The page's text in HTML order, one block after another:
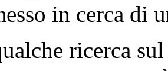
in cerca di
ricerca